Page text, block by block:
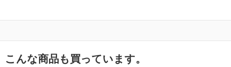
んな商品も買っています。